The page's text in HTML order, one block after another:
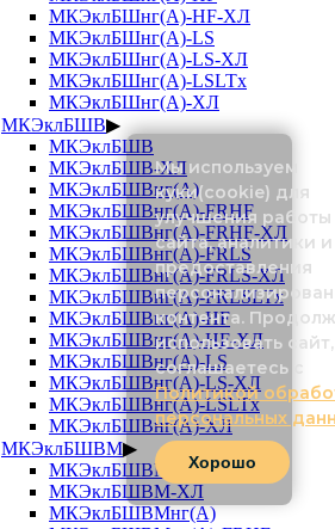
МКЭклБШнг(А)-HF-ХЛ
МКЭклБШнг(А)-LS
МКЭклБШнг(А)-LS-ХЛ
МКЭклБШнг(А)-LSLTx
МКЭклБШнг(А)-ХЛ
МКЭклБШВ▶
МКЭклБШВ
МКЭклБШВ-ХЛ
МКЭклБШВнг(А)
МКЭклБШВнг(А)-FRHF
МКЭклБШВнг(А)-FRHF-ХЛ
МКЭклБШВнг(А)-FRLS
МКЭклБШВнг(А)-FRLS-ХЛ
МКЭклБШВнг(А)-FRLSLTx
МКЭклБШВнг(А)-HF
МКЭклБШВнг(А)-HF-ХЛ
МКЭклБШВнг(А)-LS
МКЭклБШВнг(А)-LS-ХЛ
МКЭклБШВнг(А)-LSLTx
МКЭклБШВнг(А)-ХЛ
МКЭклБШВМ▶
МКЭклБШВМ
МКЭклБШВМ-ХЛ
МКЭклБШВМнг(А)
Мы используем
куки(cookie) для
улучшения работы
сайта, аналитики и
предоставления
контента.
использовать
соглашаетесь с
Политикой
персональных
Хорошо